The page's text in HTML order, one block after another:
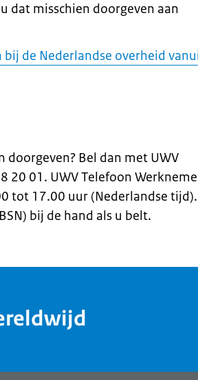
dat misschien doorgeven aan
bij de Nederlandse overheid
doorgeven? Bel dan met UWV
20 01. UWV Telefoon
tot 17.00 uur (Nederlandse tijd).
bij de hand als u belt.